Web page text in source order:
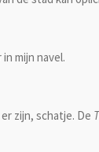
mijn navel.
zijn, schatje. De